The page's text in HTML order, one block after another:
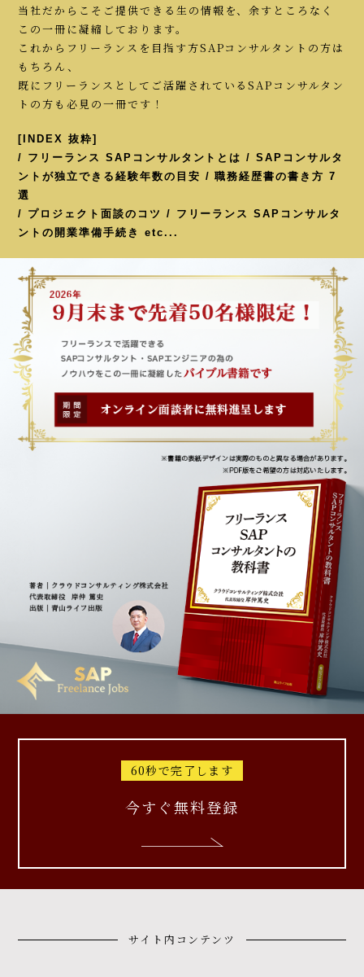
当社だからこそご提供できる生の情報を、余すところなく
この一冊に凝縮しております。
これからフリーランスを目指す方SAPコンサルタントの方は
もちろん、
既にフリーランスとしてご活躍されているSAPコンサルタン
トの方も必見の一冊です！
[INDEX 抜粋]
/ フリーランス SAPコンサルタントとは / SAPコンサルタ
ントが独立できる経験年数の目安 / 職務経歴書の書き方 7
選
/ プロジェクト面談のコツ / フリーランス SAPコンサルタ
ントの開業準備手続き etc...
60秒で完了します
今すぐ無料登録
サイト内コンテンツ